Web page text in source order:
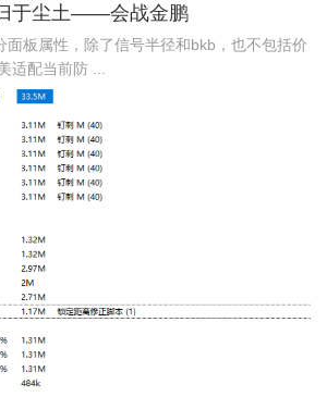
于尘土——会战金鹏
面板属性，除了信号半径和bkb，也不包括价
适配当前防 ...